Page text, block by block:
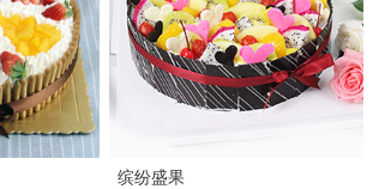
缤纷盛果